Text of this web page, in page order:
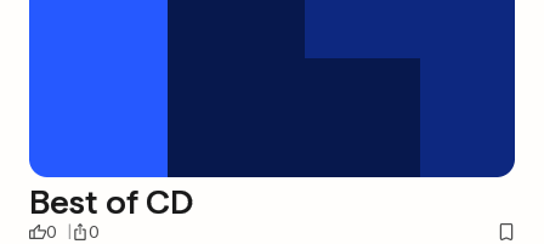
Best of CD
0 0